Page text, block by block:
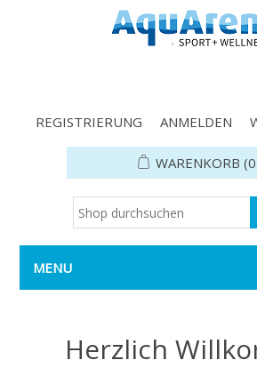
REGISTRIERUNG ANMELDEN
WARENKORB
MENU
Herzlich